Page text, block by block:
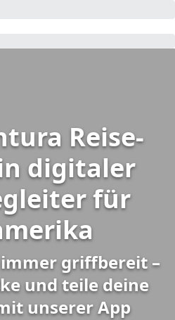
Reise-
digitaler
für
griffbereit –
und teile deine
unserer App